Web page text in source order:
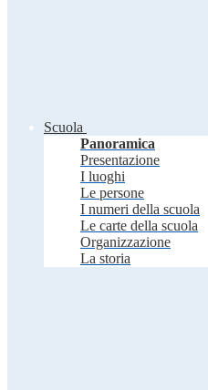
Scuola
Panoramica
Presentazione
I luoghi
Le persone
I numeri della scuola
Le carte della scuola
Organizzazione
La storia